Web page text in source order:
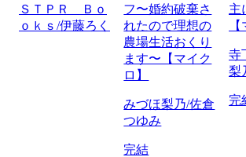
ＳＴＰＲ Ｂｏ
ｏｋｓ/伊藤ろく
フ〜婚約破棄さ
れたので理想の
農場生活おくり
ます〜【マイク
ロ】
みづほ梨乃/佐倉
つゆみ
完結
主
寺
梨
完